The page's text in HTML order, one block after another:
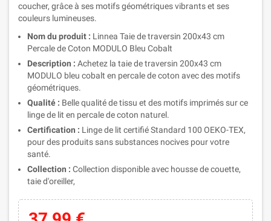
coucher, grâce à ses motifs géométriques vibrants et ses
couleurs lumineuses.
Nom du produit : Linnea Taie de traversin 200x43 cm
Percale de Coton MODULO Bleu Cobalt
Description : Achetez la taie de traversin 200x43 cm
MODULO bleu cobalt en percale de coton avec des motifs
géométriques.
Qualité : Belle qualité de tissu et des motifs imprimés sur ce
linge de lit en percale de coton naturel.
Certification : Linge de lit certifié Standard 100 OEKO-TEX,
pour des produits sans substances nocives pour votre
santé.
Collection : Collection disponible avec housse de couette,
taie d'oreiller,